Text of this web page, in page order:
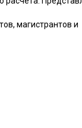
магистрантов и